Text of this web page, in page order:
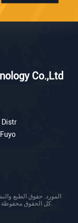
Co.,Ltd
Distr
Shenzhen Smart Display Technology Co.,Ltd . كل الحقوق محفوظة.